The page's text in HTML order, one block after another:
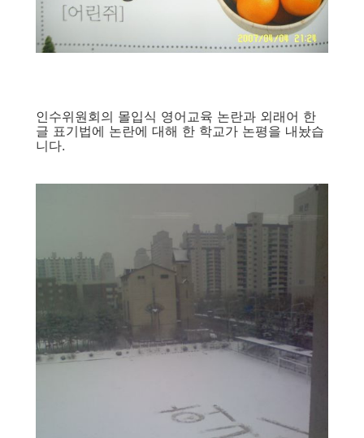
인수위원회의 몰입식 영어교육 논란과 외래어 한
글 표기법에 논란에 대해 한 학교가 논평을 내놨습
니다.